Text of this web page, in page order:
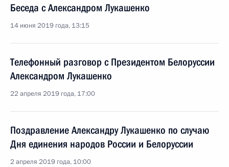
Беседа с Александром Лукашенко
14 июня 2019 года, 13:15
Телефонный разговор с Президентом Белоруссии
Александром Лукашенко
22 апреля 2019 года, 17:00
Поздравление Александру Лукашенко по случаю
Дня единения народов России и Белоруссии
2 апреля 2019 года, 10:00